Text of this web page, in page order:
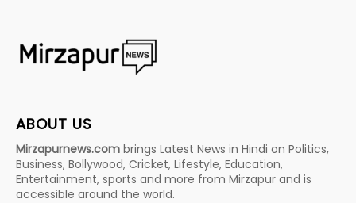
ABOUT US
Mirzapurnews.com brings Latest News in Hindi on Politics,
Business, Bollywood, Cricket, Lifestyle, Education,
Entertainment, sports and more from Mirzapur and is
accessible around the world.